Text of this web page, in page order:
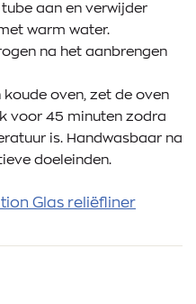
aan en verwijder
warm water.
na het aanbrengen
oven, zet de oven
voor 45 minuten zodra
is. Handwasbaar na
doeleinden.
Glas reliëfliner